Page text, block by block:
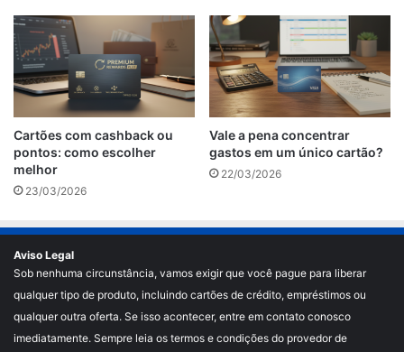
Cartões com cashback ou
pontos: como escolher
melhor
23/03/2026
Vale a pena concentrar
gastos em um único cartão?
22/03/2026
Aviso Legal
Sob nenhuma circunstância, vamos exigir que você pague para liberar
qualquer tipo de produto, incluindo cartões de crédito, empréstimos ou
qualquer outra oferta. Se isso acontecer, entre em contato conosco
imediatamente. Sempre leia os termos e condições do provedor de